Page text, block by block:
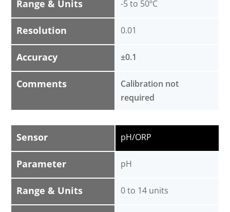
Range & Units
Resolution
Accuracy
Comments
-5 to 50ºC
0.01
±0.1
Calibration not
required
Sensor
Parameter
Range & Units
pH/ORP
pH
0 to 14 units